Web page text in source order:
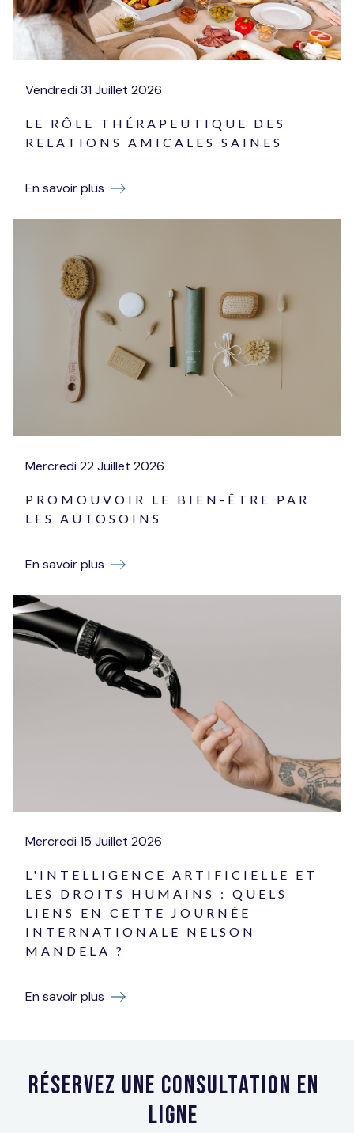
Vendredi 31 Juillet 2026
LE RÔLE THÉRAPEUTIQUE DES
RELATIONS AMICALES SAINES
En savoir plus
Mercredi 22 Juillet 2026
PROMOUVOIR LE BIEN-ÊTRE PAR
LES AUTOSOINS
En savoir plus
Mercredi 15 Juillet 2026
L'INTELLIGENCE ARTIFICIELLE ET
LES DROITS HUMAINS : QUELS
LIENS EN CETTE JOURNÉE
INTERNATIONALE NELSON
MANDELA ?
En savoir plus
Réservez une consultation en
ligne